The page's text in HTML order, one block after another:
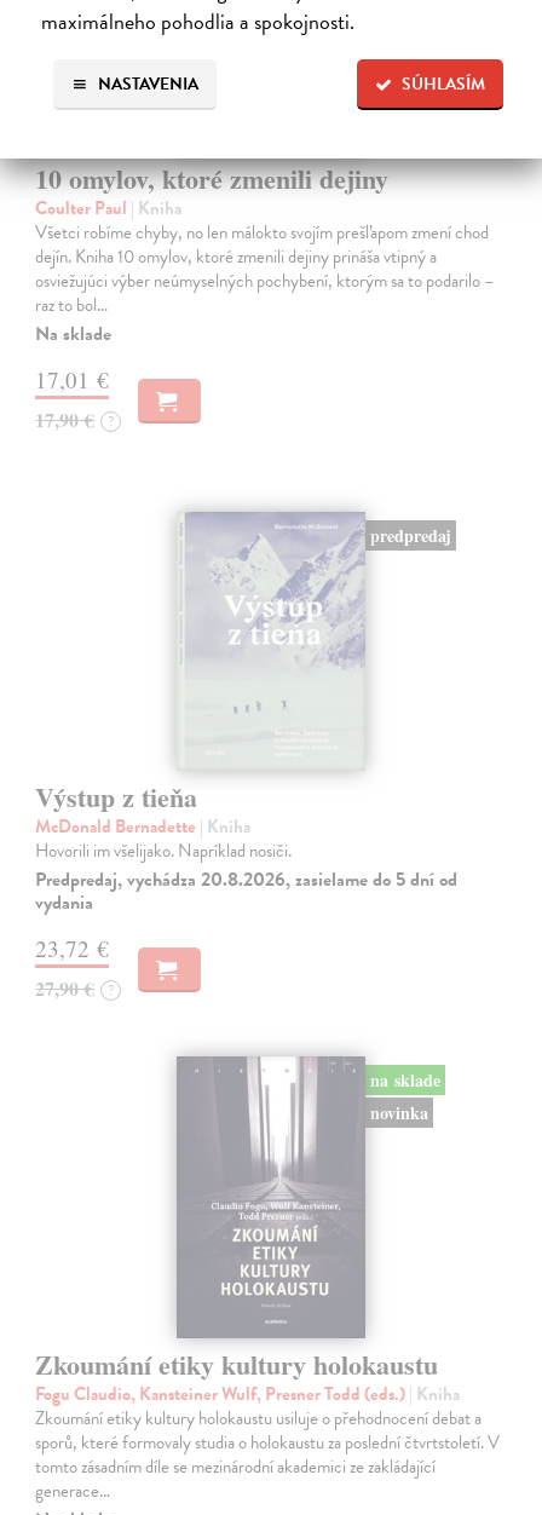
maximálneho pohodlia a spokojnosti.
SÚHLASÍM
NASTAVENIA
10 omylov, ktoré zmenili dejiny
Coulter Paul | Kniha
Všetci robíme chyby, no len málokto svojím prešľapom zmení chod
dejín. Kniha 10 omylov, ktoré zmenili dejiny prináša vtipný a
osviežujúci výber neúmyselných pochybení, ktorým sa to podarilo –
raz to bol…
Na sklade
17,01 €
17,90 € ?
predpredaj
Výstup z tieňa
McDonald Bernadette | Kniha
Hovorili im všelijako. Napríklad nosiči.
Predpredaj, vychádza 20.8.2026, zasielame do 5 dní od
vydania
23,72 €
27,90 € ?
na sklade
novinka
Zkoumání etiky kultury holokaustu
Fogu Claudio, Kansteiner Wulf, Presner Todd (eds.)| Kniha
Zkoumání etiky kultury holokaustu usiluje o přehodnocení debat a
sporů, které formovaly studia o holokaustu za poslední čtvrtstoletí. V
tomto zásadním díle se mezinárodní akademici ze zakládající
generace…